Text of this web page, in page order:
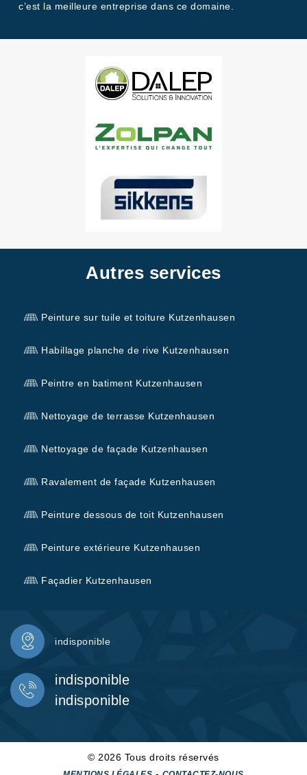
c’est la meilleure entreprise dans ce domaine.
Autres services
Peinture sur tuile et toiture Kutzenhausen
Habillage planche de rive Kutzenhausen
Peintre en batiment Kutzenhausen
Nettoyage de terrasse Kutzenhausen
Nettoyage de façade Kutzenhausen
Ravalement de façade Kutzenhausen
Peinture dessous de toit Kutzenhausen
Peinture extérieure Kutzenhausen
Façadier Kutzenhausen
indisponible
indisponible
indisponible
© 2026 Tous droits réservés